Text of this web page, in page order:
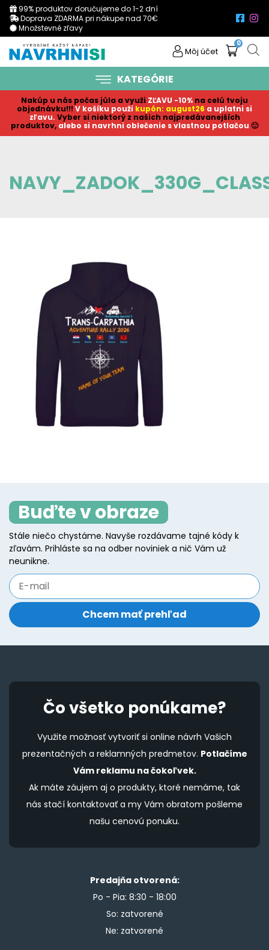
99% produktov doručujeme do 1-2 dní
Doprava ZDARMA pri nákupe nad 70€
Množstevné zľavy
Môj účet
0
KATEGÓRIE
Nakúp u nás počas júla a využi ZĽAVU -10% na celú tvoju
objednávku!!! V košíku použi kupón: august26 a uplatni si
zľavu. Vyber si niektorý z našich najpredávanejších
produktov, alebo si navrhni oblečenie s vlastnou potlačou 🙂
Buďte v obraze
Stále niečo chystáme. Navyše rozdávame tajné kódy k
zľavám. Prihláste sa na odber noviniek a nič Vám už
neunikne.
Čo všetko ponúkame?
Využite možnosť vytvoriť si online návrh Vašich
prezentačných a reklamných predmetov. Potlačíme
Vám reklamu na čokoľvek.
Ak máte záujem aj o produkty, ktoré nemáme, tak
nás stačí kontaktovať a my Vám obratom pošleme
našu cenovú ponuku.
Predajňa otvorená:
Po - Pia: 8:30 - 18:00
So: zatvorené
Ne: zatvorené